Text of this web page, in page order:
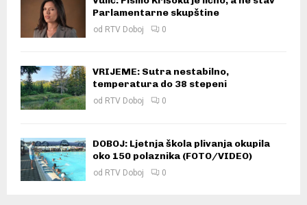
Parlamentarne skupštine
od RTV Doboj 0
VRIJEME: Sutra nestabilno,
temperatura do 38 stepeni
od RTV Doboj 0
DOBOJ: Ljetnja škola plivanja okupila
oko 150 polaznika (FOTO/VIDEO)
od RTV Doboj 0